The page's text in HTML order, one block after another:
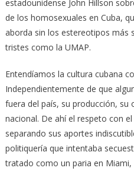
estadounidense John Hillson
de los homosexuales en Cuba,
aborda sin los estereotipos más
tristes como la UMAP.
Entendíamos la cultura cubana
Independientemente de que
fuera del país, su producción,
nacional. De ahí el respeto con
separando sus aportes
politiquería que intentaba
tratado como un paria en